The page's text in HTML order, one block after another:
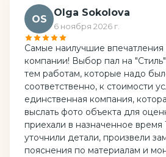
OS
Olga Sokolova
6 ноября 2026 г.
Самые наилучшие впечатления
компании! Выбор пал на
тем работам, которые надо
соответственно, к стоимости
единственная компания,
выслать фото объекта для
приехали в назначенное время
уточнили детали, произвели
пояснения по материалам и